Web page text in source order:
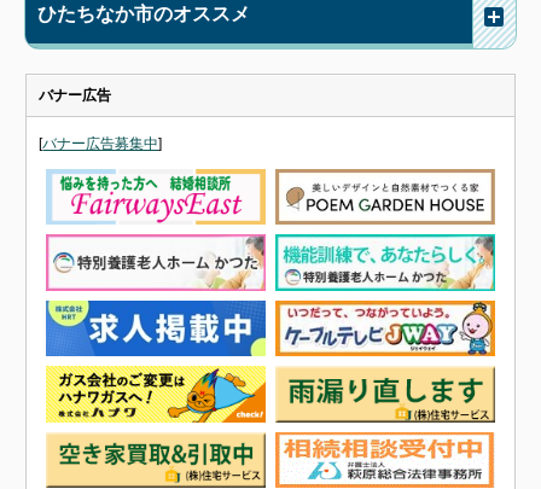
ひたちなか市のオススメ
バナー広告
[バナー広告募集中]